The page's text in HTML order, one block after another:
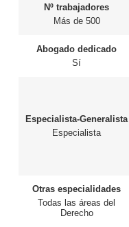
Nº trabajadores
Más de 500
Abogado dedicado
Sí
Especialista-Generalista
Especialista
Otras especialidades
Todas las áreas del
Derecho